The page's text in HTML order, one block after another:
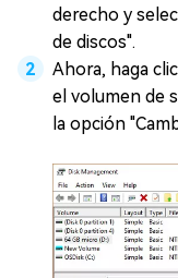
derecho y
de discos".
Ahora, haga
el volumen de
la opción